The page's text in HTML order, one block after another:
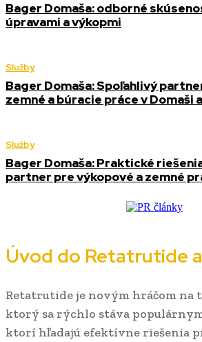
Bager Domaša: odborné
úpravami a výkopmi
Služby
Bager Domaša: Spoľahlivý
zemné a búracie práce v Domaši
Služby
Bager Domaša: Praktické
partner pre výkopové a zemné
Úvod do Retatrutide
Retatrutide je novým hráčom na
ktorý sa rýchlo stáva
ktorí hľadajú efektívne riešenia